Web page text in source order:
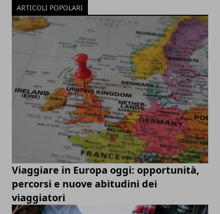
ARTICOLI POPOLARI
Viaggiare in Europa oggi: opportunità,
percorsi e nuove abitudini dei
viaggiatori